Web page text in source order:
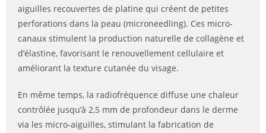
aiguilles recouvertes de platine qui créent de petites
perforations dans la peau (microneedling). Ces micro-
canaux stimulent la production naturelle de collagène et
d’élastine, favorisant le renouvellement cellulaire et
améliorant la texture cutanée du visage.
En même temps, la radiofréquence diffuse une chaleur
contrôlée jusqu’à 2,5 mm de profondeur dans le derme
via les micro-aiguilles, stimulant la fabrication de